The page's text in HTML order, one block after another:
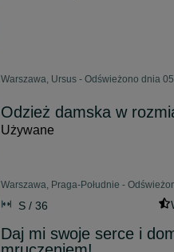
Warszawa, Ursus - Odświeżono dnia
Odzież damska w
Używane
Warszawa, Praga-Południe -
S / 36
Daj mi swoje serce i